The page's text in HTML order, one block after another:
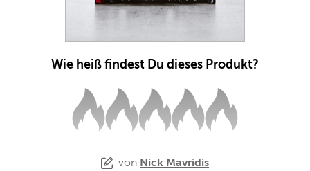
Wie heiß findest Du dieses Produkt?
von Nick Mavridis